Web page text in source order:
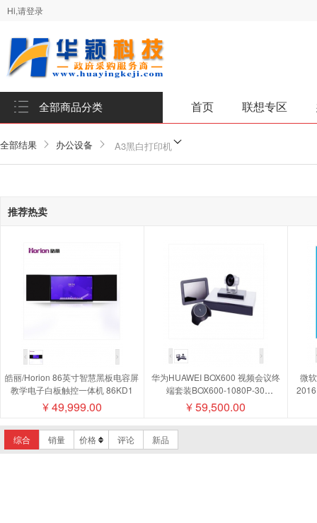
Hi,请登录
全部商品分类 首页 联想专区
全部结果 办公设备 A3黑白打印机
推荐热卖
皓丽/Horion 86英寸智慧黑板电容屏
教学电子白板触控一体机 86KD1
¥49,999.00
华为HUAWEI BOX600 视频会议终
端套装BOX600-1080P-30
camera200摄像机MIC500全向麦磁
盘阵列
¥59,500.00
微
综合 销量 价格 评论 新品